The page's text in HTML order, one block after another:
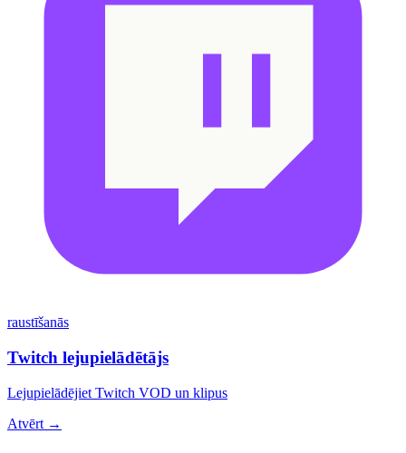
raustīšanās
Twitch lejupielādētājs
Lejupielādējiet Twitch VOD un klipus
Atvērt →